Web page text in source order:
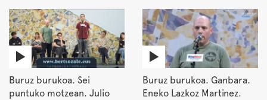
Buruz burukoa. Sei
puntuko motzean. Julio
Buruz burukoa. Ganbara.
Eneko Lazkoz Martinez.